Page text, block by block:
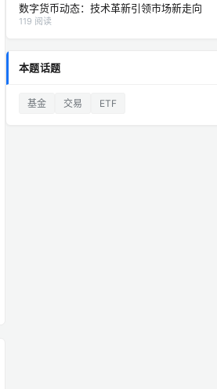
数字货币动态：技术革新引领市场新走向
119 阅读
本题话题
基金 交易 ETF